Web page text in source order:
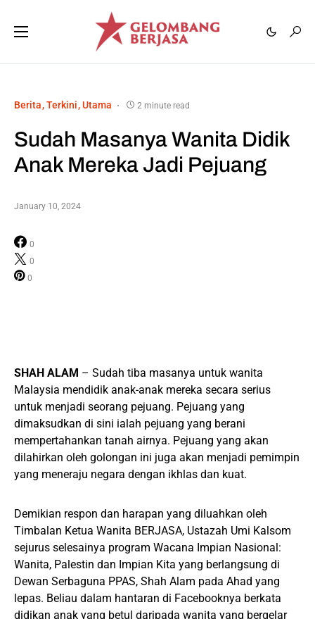
Berita Terkini Utama 2 minute read
Sudah Masanya Wanita Didik
Anak Mereka Jadi Pejuang
January 10, 2024
0
0
0
SHAH ALAM – Sudah tiba masanya untuk wanita
Malaysia mendidik anak-anak mereka secara serius
untuk menjadi seorang pejuang. Pejuang yang
dimaksudkan di sini ialah pejuang yang berani
mempertahankan tanah airnya. Pejuang yang akan
dilahirkan oleh golongan ini juga akan menjadi pemimpin
yang meneraju negara dengan ikhlas dan kuat.
Demikian respon dan harapan yang diluahkan oleh
Timbalan Ketua Wanita BERJASA, Ustazah Umi Kalsom
sejurus selesainya program Wacana Impian Nasional:
Wanita, Palestin dan Impian Kita yang berlangsung di
Dewan Serbaguna PPAS, Shah Alam pada Ahad yang
lepas. Beliau dalam hantaran di Facebooknya berkata
didikan anak yang betul daripada wanita yang bergelar